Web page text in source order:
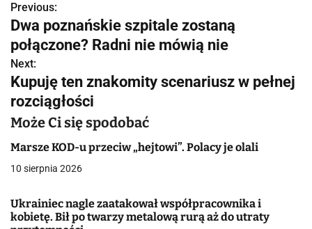
N
a
w
i
g
a
c
j
a
Previous:
Dwa poznańskie szpitale zostaną
połączone? Radni nie mówią nie
Next:
Kupuję ten znakomity scenariusz w pełnej
rozciągłości
Może Ci się spodobać
Marsze KOD-u przeciw „hejtowi”. Polacy je olali
10 sierpnia 2026
Ukrainiec nagle zaatakował współpracownika i
kobietę. Bił po twarzy metalową rurą aż do utraty